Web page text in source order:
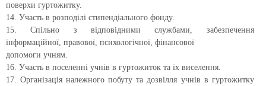
поверхи гуртожитку.
14. Участь в розподілі стипендіального фонду.
15. Спільно з відповідними службами, забезпечення
інформаційної, правової, психологічної, фінансової
допомоги учням.
16. Участь в поселенні учнів в гуртожиток та їх виселення.
17. Організація належного побуту та дозвілля учнів в гуртожитку